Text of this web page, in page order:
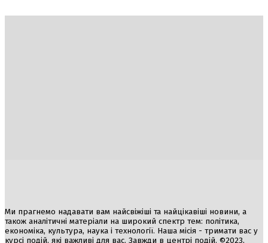
Ми прагнемо надавати вам найсвіжіші та найцікавіші новини, а
також аналітичні матеріали на широкий спектр тем: політика,
економіка, культура, наука і технології. Наша місія - тримати вас у
курсі подій, які важливі для вас. Завжди в центрі подій. ©2023,